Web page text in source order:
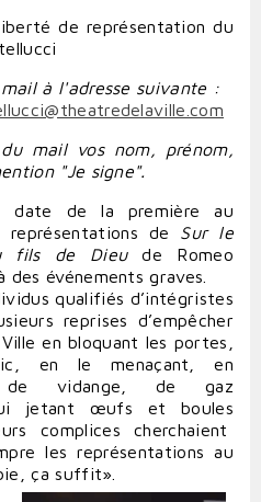
de représentation du
à l'adresse suivante :
mail vos nom, prénom,
"Je signe".
date de la première au
de Sur le
fils de Dieude Romeo
événements graves.
qualifiés d’intégristes
reprises d’empêcher
en bloquant les portes,
en le menaçant, en
de vidange, de gaz
jetant œufs et boules
complices cherchaient
les représentations au
ça suffit».